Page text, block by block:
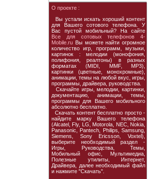
О проекте :
Вы устали искать хороший контент
для Вашего сотового телефона. У
Вас пустой мобильный? На сайте
Все для сотовых телефонов 4-
Mobile.ru Вы можете найти огромное
количество игр, программ, музыки,
картинок : мелодии (монофония,
полифония, реалтоны) в разных
форматах (MIDI, MMF, MP3),
картинки (цветные, монохромные),
анимации, темы на любой вкус, игры,
программы, драйвера, руководства.
Скачайте игры, мелодии, картинки,
документацию, анимации, темы,
программы для Вашего мобильного
абсолютно бесплатно.
Скачать контент бесплатно просто -
найдите марку Вашего телефона
(Alcatel, Fly, LG, Motorola, NEC, Nokia,
Panasonic, Pantech, Philips, Samsung,
Siemens, Sony Ericsson, Voxtel),
выберите необходимый раздел -
Игры, Руководства, Темы,
Мобильный офис, Мультимедиа,
Полезные утилиты, Интернет,
Драйвера, далее необходимый файл
и нажмите "Скачать".